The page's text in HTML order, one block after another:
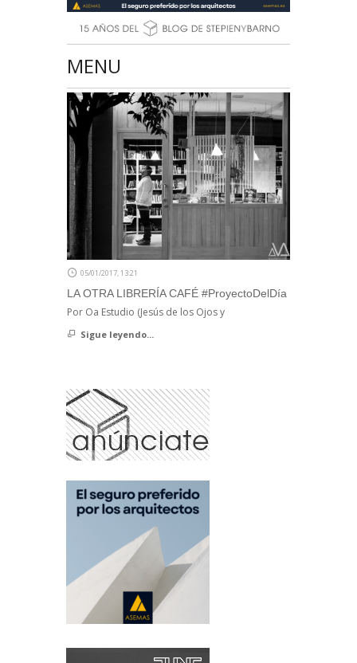
MENU
05/01/2017, 13:21
LA OTRA LIBRERÍA CAFÉ #ProyectoDelDía
Por Oa Estudio (Jesús de los Ojos y
Sigue leyendo...